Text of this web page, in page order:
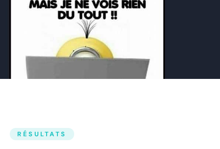
RÉSULTATS